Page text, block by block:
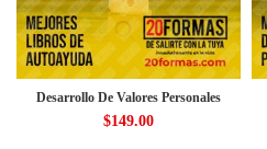
Desarrollo De Valores Personales
$149.00